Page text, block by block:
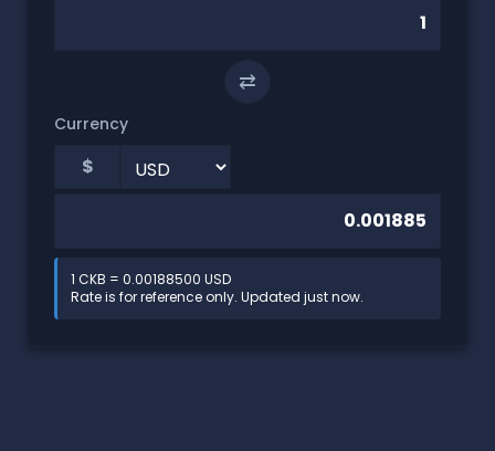
⇄
Currency
$
1 CKB = 0.00188500 USD
Rate is for reference only. Updated just now.